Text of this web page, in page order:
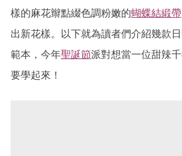
樣的麻花辮點綴色調粉嫩的蝴蝶結緞帶
出新花樣。以下就為讀者們介紹幾款
範本，今年聖誕節派對想當一位甜辣
要學起來！